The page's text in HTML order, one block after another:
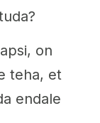
on
teha, et
endale